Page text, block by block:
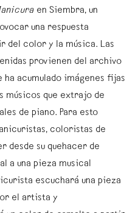
en Siembra, un
una respuesta
del color y la música. Las
provienen del archivo
acumulado imágenes fijas
músicos que extrajo de
de piano. Para esto
coloristas de
desde su quehacer de
a una pieza musical
escuchará una pieza
el artista y